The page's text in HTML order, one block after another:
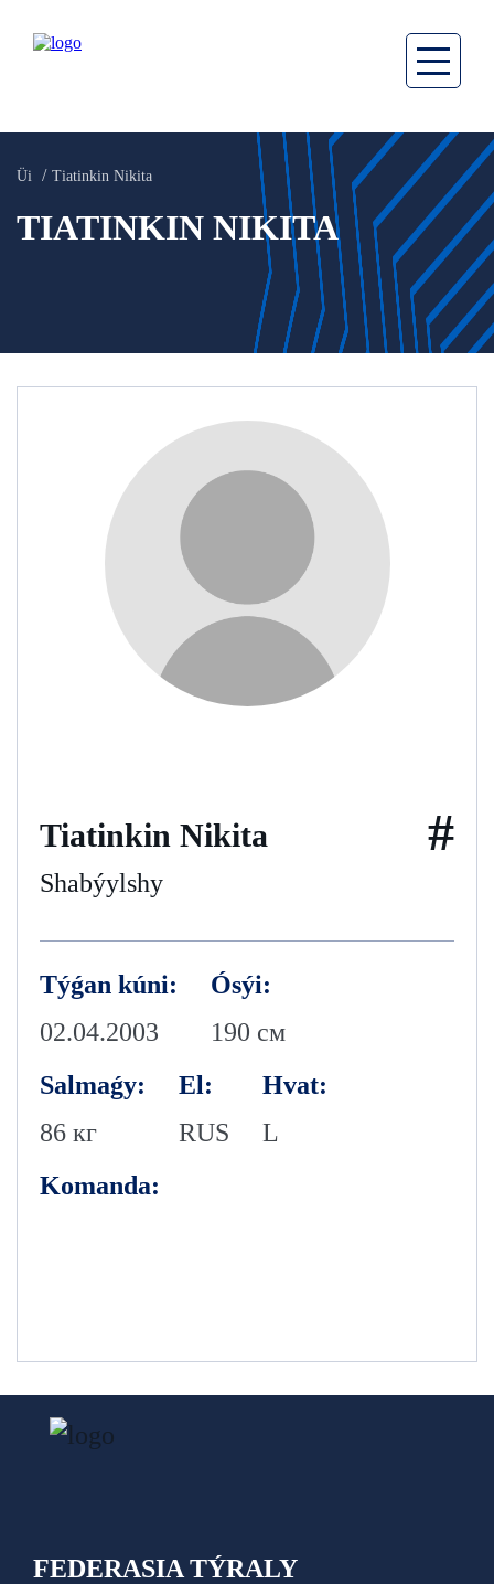
Üi Tiatinkin Nikita
TIATINKIN NIKITA
Tiatinkin Nikita
Shabýylshy
#
Týǵan kúni:
02.04.2003
Ósýi:
190 см
Salmaǵy:
86 кг
El:
RUS
Hvat:
L
Komanda:
FEDERASIA TÝRALY